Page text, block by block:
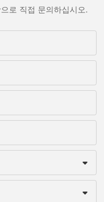
로 직접 문의하십시오.